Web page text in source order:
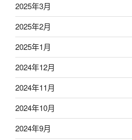
2025年3月
2025年2月
2025年1月
2024年12月
2024年11月
2024年10月
2024年9月